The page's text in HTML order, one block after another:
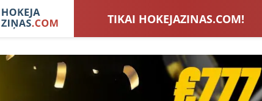
TIKAI HOKEJAZINAS.COM!
LATVIJAS IZLASE EIROPA
SIEVIEŠU HOKEJS BLOGI